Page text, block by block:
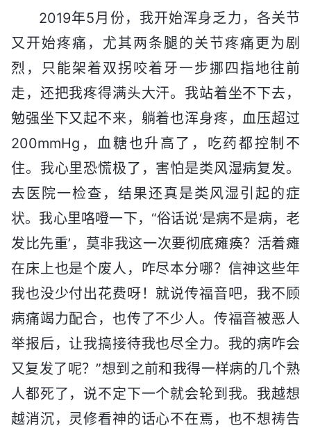
2019年5月份，我开始浑身乏力，各关节
又开始疼痛，尤其两条腿的关节疼痛更为剧
烈，只能架着双拐咬着牙一步挪四指地往前
走，还把我疼得满头大汗。我站着坐不下去，
勉强坐下又起不来，躺着也浑身疼，血压超过
200mmHg，血糖也升高了，吃药都控制不
住。我心里恐慌极了，害怕是类风湿病复发。
去医院一检查，结果还真是类风湿引起的症
状。我心里咯噔一下，“俗话说‘是病不是病，老
发比先重’，莫非我这一次要彻底瘫痪？活着瘫
在床上也是个废人，咋尽本分哪？信神这些年
我也没少付出花费呀！就说传福音吧，我不顾
病痛竭力配合，也传了不少人。传福音被恶人
举报后，让我搞接待我也尽全力。我的病咋会
又复发了呢？”想到之前和我得一样病的几个熟
人都死了，说不定下一个就会轮到我。我越想
越消沉，灵修看神的话心不在焉，也不想祷告